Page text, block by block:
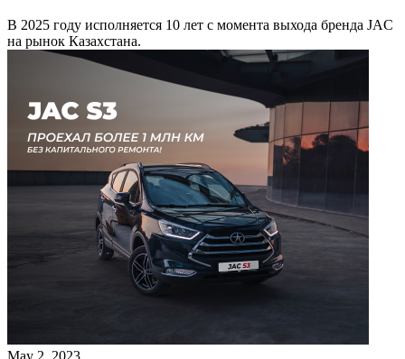
В 2025 году исполняется 10 лет с момента выхода бренда JAC
на рынок Казахстана.
May 2, 2023